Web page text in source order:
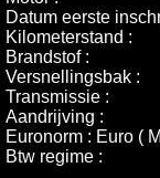
Datum eerste
Kilometerstand :
Brandstof :
Versnellingsbak :
Transmissie :
Aandrijving :
Euronorm : Euro (
Btw regime :